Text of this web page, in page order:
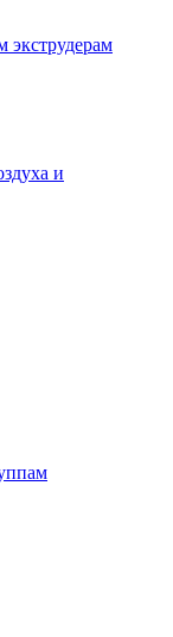
экструдерам
и